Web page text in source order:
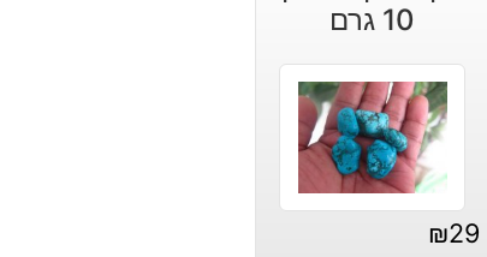
10 גרם
₪29